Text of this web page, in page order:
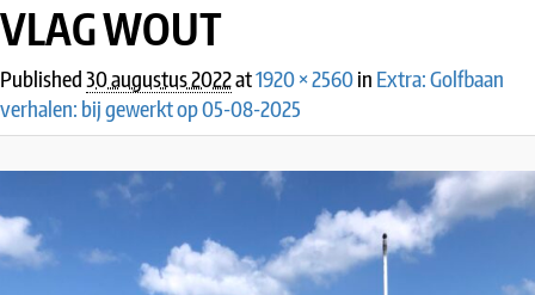
VLAG WOUT
Published30 augustus 2022at1920 × 2560in Extra: Golfbaan
verhalen: bij gewerkt op 05-08-2025